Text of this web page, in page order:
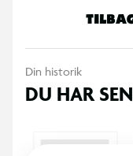
Din historik
DU HAR